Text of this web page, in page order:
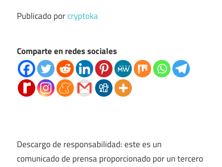
Publicado porcryptoka
Comparte en redes sociales
Descargo de responsabilidad: este es un
comunicado de prensa proporcionado por un tercero